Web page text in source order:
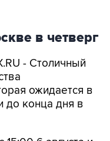
в четверг
- Столичный
ожидается в
до конца дня в